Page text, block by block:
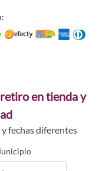
en tienda y
fechas diferentes